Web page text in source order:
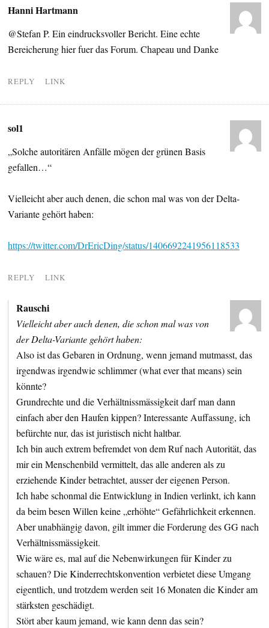
Hanni Hartmann
@Stefan P. Ein eindrucksvoller Bericht. Eine echte
Bereicherung hier fuer das Forum. Chapeau und Danke
REPLY LINK
sol1
„Solche autoritären Anfälle mögen der grünen Basis
gefallen…“
Vielleicht aber auch denen, die schon mal was von der Delta-
Variante gehört haben:
https://twitter.com/DrEricDing/status/1406692241956118533
REPLY LINK
Rauschi
Vielleicht aber auch denen, die schon mal was von
der Delta-Variante gehört haben:
Also ist das Gebaren in Ordnung, wenn jemand mutmasst, das
irgendwas irgendwie schlimmer (what ever that means) sein
könnte?
Grundrechte und die Verhältnissmässigkeit darf man dann
einfach aber den Haufen kippen? Interessante Auffassung, ich
befürchte nur, das ist juristisch nicht haltbar.
Ich bin auch extrem befremdet von dem Ruf nach Autorität, das
mir ein Menschenbild vermittelt, das alle anderen als zu
erziehende Kinder betrachtet, ausser der eigenen Person.
Ich habe schonmal die Entwicklung in Indien verlinkt, ich kann
da beim besen Willen keine „erhöhte“ Gefährlichkeit erkennen.
Aber unabhängig davon, gilt immer die Forderung des GG nach
Verhältnissmässigkeit.
Wie wäre es, mal auf die Nebenwirkungen für Kinder zu
schauen? Die Kinderrechtskonvention verbietet diese Umgang
eigentlich, und trotzdem werden seit 16 Monaten die Kinder am
stärksten geschädigt.
Stört aber kaum jemand, wie kann denn das sein?